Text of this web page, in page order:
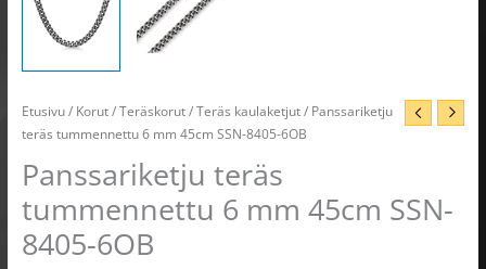
Etusivu/ Korut/Teräskorut/Teräs kaulaketjut/ Panssariketju
teräs tummennettu 6 mm 45cm SSN-8405-6OB
Panssariketju teräs
tummennettu 6 mm 45cm SSN-
8405-6OB